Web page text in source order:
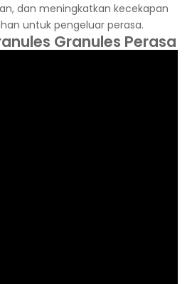
dan meningkatkan kecekapan
untuk pengeluar perasa.
Granules Perasa